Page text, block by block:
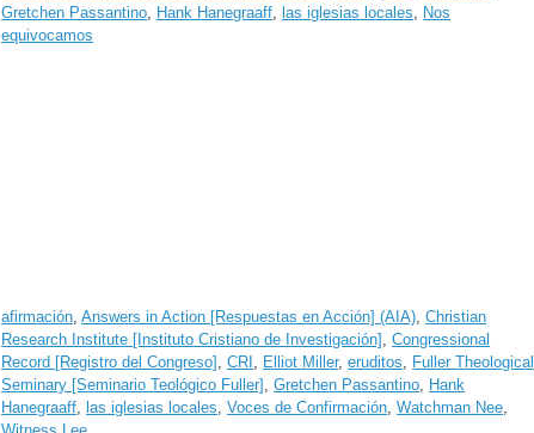
Gretchen Passantino Hank Hanegraaff ,las iglesias locales
Nos
equivocamos
afirmación ,Answers in Action [Respuestas en Acción] (AIA) ,Christian
Research Institute [Instituto Cristiano de Investigación] ,Congressional
Record [Registro del Congreso] ,CRI Elliot Miller,eruditos
Fuller Theological
Seminary [Seminario Teológico Fuller] ,Gretchen Passantino Hank
Hanegraaff ,las iglesias locales ,Voces de Confirmación ,Watchman Nee
Witness Lee